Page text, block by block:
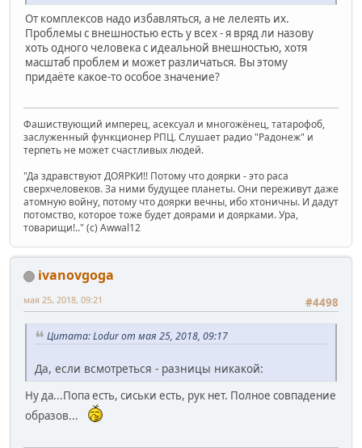
От комплексов надо избавляться, а не лелеять их.
Проблемы с внешностью есть у всех - я вряд ли назову
хоть одного человека с идеальной внешностью, хотя
масштаб проблем и может различаться. Вы этому
придаёте какое-то особое значение?
Фашиствующий имперец, асексуал и многожёнец, татарофоб,
заслуженный функционер РПЦ. Слушает радио "Радонеж" и
терпеть не может счастливых людей.
"Да здравствуют ДОЯРКИ!! Потому что доярки - это раса
сверхчеловеков. За ними будущее планеты. Они переживут даже
атомную войну, потому что доярки вечны, ибо хтоничны. И дадут
потомство, которое тоже будет доярами и доярками. Ура,
товарищи!.." (c) Awwal12
ivanovgoga
#4498
мая 25, 2018, 09:21
Цитата: Lodur от мая 25, 2018, 09:17
Да, если всмотреться - разницы никакой:
Ну да...Попа есть, сиськи есть, рук нет. Полное совпадение
образов...